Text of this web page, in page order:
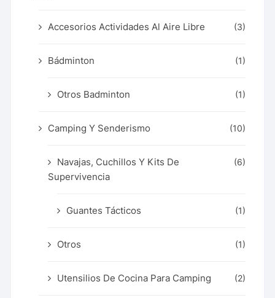
Accesorios Actividades Al Aire Libre (3)
Bádminton (1)
Otros Badminton (1)
Camping Y Senderismo (10)
Navajas, Cuchillos Y Kits De
Supervivencia
(6)
Guantes Tácticos (1)
Otros (1)
Utensilios De Cocina Para Camping (2)